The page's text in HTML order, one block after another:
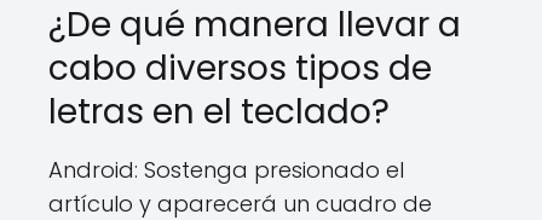
¿De qué manera llevar a
cabo diversos tipos de
letras en el teclado?
Android: Sostenga presionado el
artículo y aparecerá un cuadro de